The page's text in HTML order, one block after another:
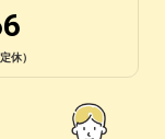
休）